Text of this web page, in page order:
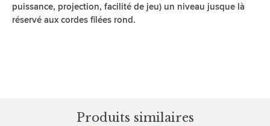
puissance, projection, facilité de jeu) un niveau jusque là
réservé aux cordes filées rond.
Produits similaires